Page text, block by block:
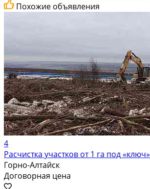
Похожие объявления
4
Расчистка участков от 1 га под «ключ»
Горно-Алтайск
Договорная цена